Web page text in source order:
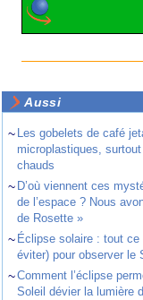
Aussi
~ Les gobelets de café
microplastiques,
chauds
~ D’où viennent ces
de l’espace ? Nous
de Rosette »
~ Éclipse solaire : tout ce
éviter) pour observer le
~Comment l’éclipse
Soleil dévier la lumière